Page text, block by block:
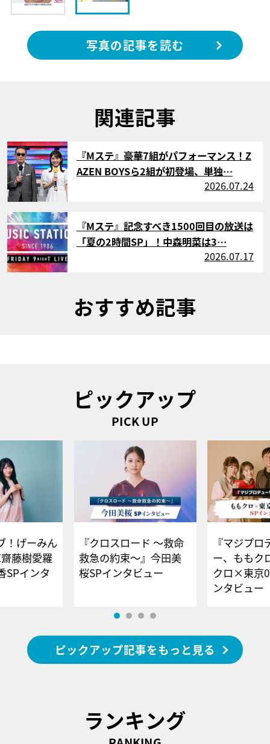
写真の記事を読む
関連記事
サムネイル
『Mステ』豪華7組がパフォーマンス！Z
AZEN BOYSら2組が初登場、単独…
2026.07.24
サムネイル
『Mステ』記念すべき1500回目の放送は
「夏の2時間SP」！中森明菜は3…
2026.07.17
おすすめ記事
ピックアップ
PICK UP
！げーみん
藤樹愛羅
SPインタ
『クロスロード ～救命
救急の約束～』今田美
桜SPインタビュー
『マジプロ
ー、ももク
クロ×東京
ンタビュー
ピックアップ記事をもっと見る
ランキング